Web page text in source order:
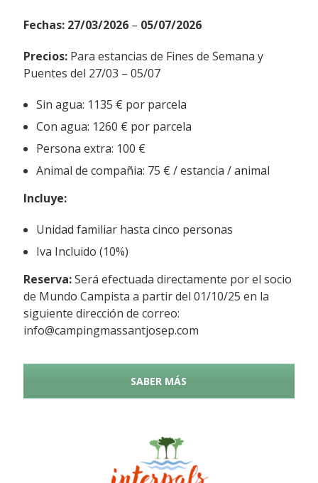
Fechas: 27/03/2026 – 05/07/2026
Precios: Para estancias de Fines de Semana y
Puentes del 27/03 – 05/07
Sin agua: 1135 € por parcela
Con agua: 1260 € por parcela
Persona extra: 100 €
Animal de compañia: 75 € / estancia / animal
Incluye:
Unidad familiar hasta cinco personas
Iva Incluido (10%)
Reserva:Será efectuada directamente por el socio
de Mundo Campista a partir del 01/10/25 en la
siguiente dirección de correo:
info@campingmassantjosep.com
SABER MÁS